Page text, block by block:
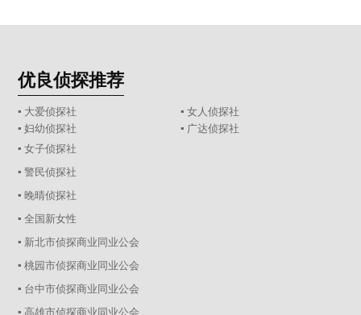
优良侦探推荐
▪ 大爱侦探社
▪ 女人侦探社
▪ 妇幼侦探社
▪ 广达侦探社
▪ 女子侦探社
▪ 警民侦探社
▪ 晚晴侦探社
▪ 全国新女性
▪ 新北市侦探商业同业公会
▪ 桃园市侦探商业同业公会
▪ 台中市侦探商业同业公会
▪ 高雄市侦探商业同业公会